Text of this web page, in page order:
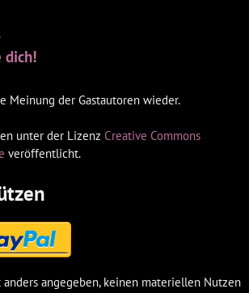
dich!
Meinung der Gastautoren wieder.
unter der Lizenz Creative Commons
veröffentlicht.
angegeben, keinen materiellen Nutzen